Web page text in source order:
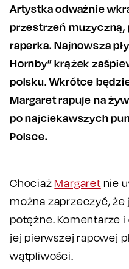
Artystka odważnie
przestrzeń muzyczną,
raperka. Najnowsza
Hornby” krążek
polsku. Wkrótce
Margaret rapuje na
po najciekawszych
Polsce.
Chociaż Margaret nie
można zaprzeczyć, że
potężne. Komentarze
jej pierwszej rapowej
wątpliwości.